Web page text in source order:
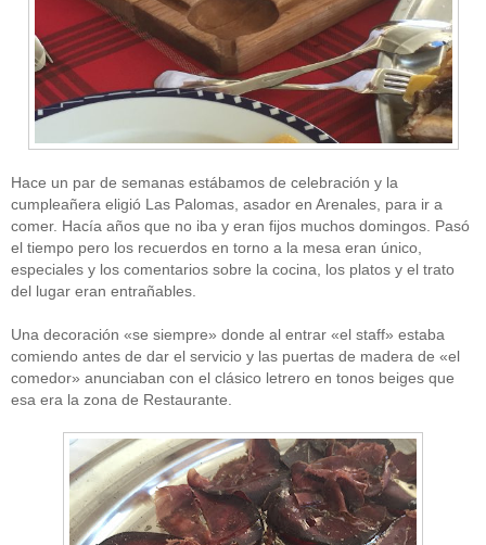
Hace un par de semanas estábamos de celebración y la
cumpleañera eligió Las Palomas, asador en Arenales, para ir a
comer. Hacía años que no iba y eran fijos muchos domingos. Pasó
el tiempo pero los recuerdos en torno a la mesa eran único,
especiales y los comentarios sobre la cocina, los platos y el trato
del lugar eran entrañables.
Una decoración «se siempre» donde al entrar «el staff» estaba
comiendo antes de dar el servicio y las puertas de madera de «el
comedor» anunciaban con el clásico letrero en tonos beiges que
esa era la zona de Restaurante.